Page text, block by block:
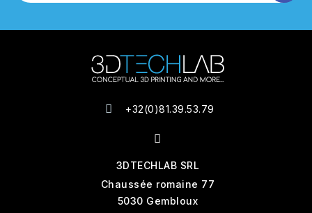
+32(0)81.39.53.79
3DTECHLAB SRL
Chaussée romaine 77
5030 Gembloux